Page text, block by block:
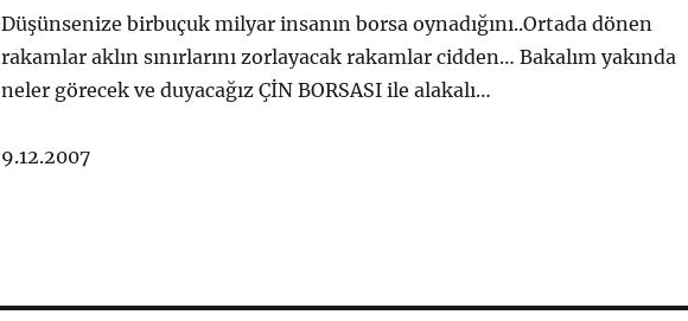
Düşünsenize birbuçuk milyar insanın borsa oynadığını..Ortada dönen
rakamlar aklın sınırlarını zorlayacak rakamlar cidden… Bakalım yakında
neler görecek ve duyacağız ÇİN BORSASI ile alakalı…
9.12.2007